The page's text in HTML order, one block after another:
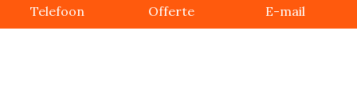
Telefoon Offerte E-mail